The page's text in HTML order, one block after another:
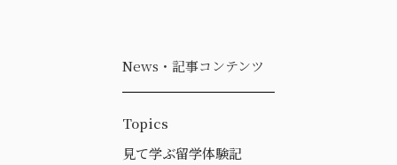
News・記事コンテンツ
Topics
見て学ぶ留学体験記